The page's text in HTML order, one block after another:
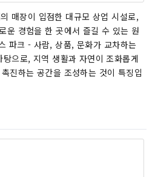
매장이 입점한 대규모 상업 시설로,
운 경험을 한 곳에서 즐길 수 있는 원
파크 - 사람, 상품, 문화가 교차하는
으로, 지역 생활과 자연이 조화롭게
진하는 공간을 조성하는 것이 특징입